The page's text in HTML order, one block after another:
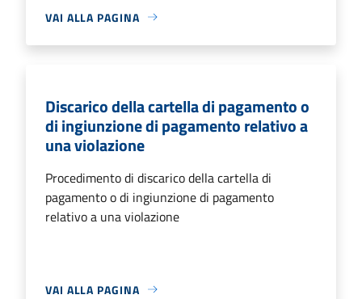
VAI ALLA PAGINA
Discarico della cartella di pagamento o
di ingiunzione di pagamento relativo a
una violazione
Procedimento di discarico della cartella di
pagamento o di ingiunzione di pagamento
relativo a una violazione
VAI ALLA PAGINA